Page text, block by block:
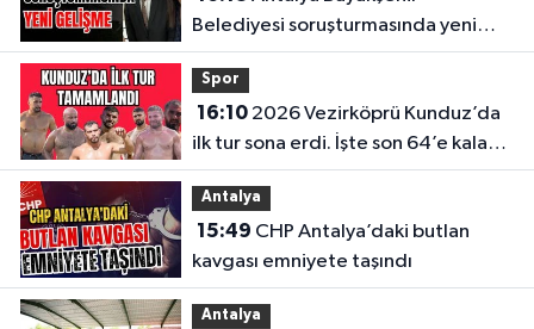
Belediyesi soruşturmasında yeni
gelişme
Spor
16:102026 Vezirköprü Kunduz’da
ilk tur sona erdi. İşte son 64’e kalan
başpehlivanlar
Antalya
15:49
kavgası emniyete taşındı
Antalya